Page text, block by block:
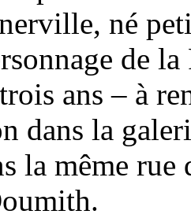
né
de
ans – à
dans la
la même